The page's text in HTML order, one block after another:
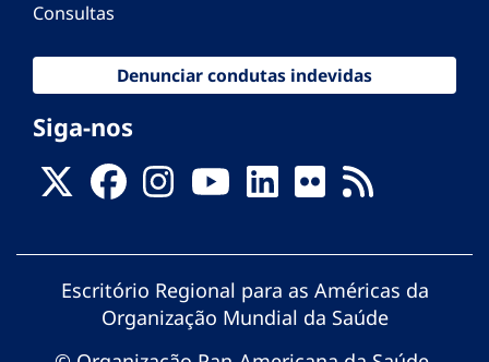
Consultas
Denunciar condutas indevidas
Siga-nos
Escritório Regional para as Américas da
Organização Mundial da Saúde